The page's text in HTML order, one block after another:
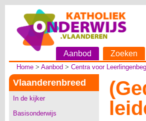
Aanbod Zoeken
Home> Aanbod > Centra voor
Vlaanderenbreed
In de kijker
Basisonderwijs